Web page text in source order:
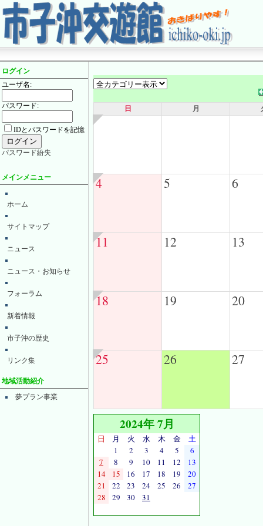
ログイン
ユーザ名:
パスワード:
IDとパスワードを記憶
パスワード紛失
メインメニュー
ホーム
サイトマップ
ニュース
ニュース・お知らせ
フォーラム
新着情報
市子沖の歴史
リンク集
地域活動紹介
夢プラン事業
日 月
4 5 6
11 12 13
18 19 20
25 26 27
2024年 7月
日 月 火 水 木 金
土
1
2 3 4 5
6
7
8 9 10 11 12
13
14
15 16 17 18 19
20
21
22 23 24 25 26
27
28
29 30 31